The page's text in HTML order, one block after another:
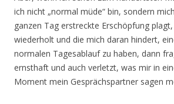
ich nicht „normal müde“ bin, sondern
ganzen Tag erstreckte Erschöpfung
wiederholt und die mich daran hindert,
normalen Tagesablauf zu haben, dann
ernsthaft und auch verletzt, was mir in
Moment mein Gesprächspartner sagen